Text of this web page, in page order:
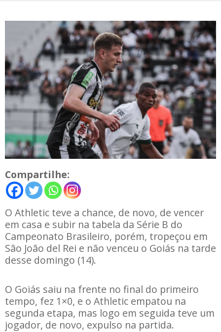
Compartilhe:
O Athletic teve a chance, de novo, de vencer
em casa e subir na tabela da Série B do
Campeonato Brasileiro, porém, tropeçou em
São João del Rei e não venceu o Goiás na tarde
desse domingo (14).
O Goiás saiu na frente no final do primeiro
tempo, fez 1×0, e o Athletic empatou na
segunda etapa, mas logo em seguida teve um
jogador, de novo, expulso na partida.